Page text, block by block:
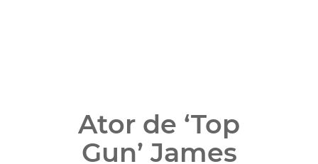
Ator de ‘Top
Gun’ James